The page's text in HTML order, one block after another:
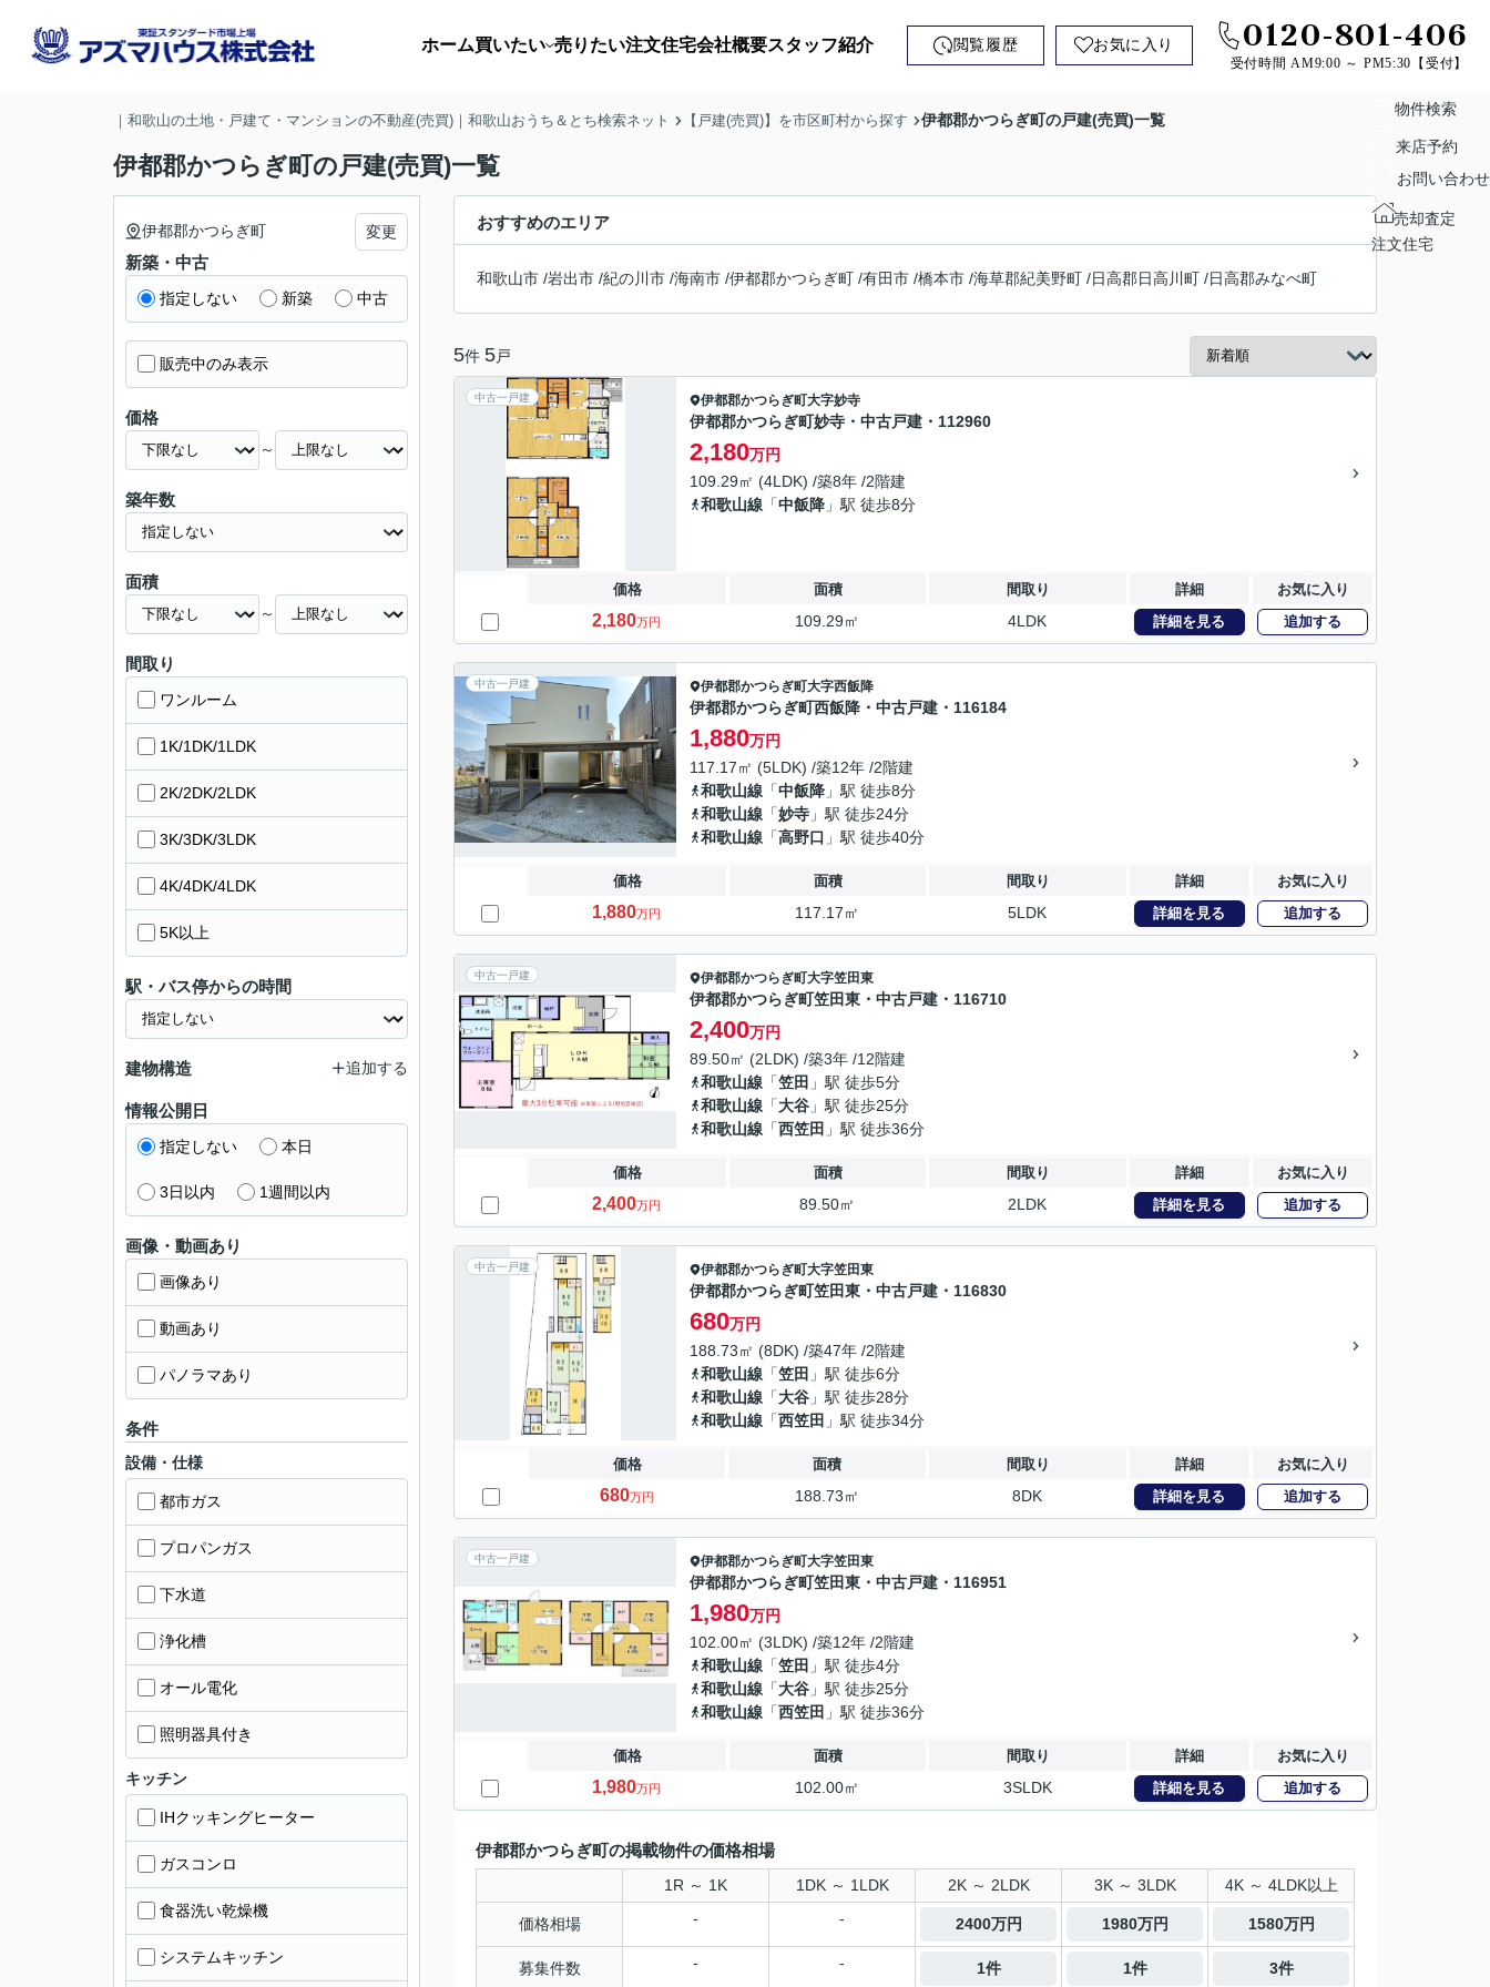
ホーム買いたい
土地
売りたい注文住宅会社概要スタッフ紹介 閲覧履歴 お気に入り 0120-801-406
受付時間 AM9:00 ～ PM5:30【受付】
｜和歌山の土地・戸建て・マンションの不動産(売買)｜和歌山おうち＆とち検索ネット 【戸建(売買)】を市区町村から探す 伊都郡かつらぎ町の戸建(売買)一覧
伊都郡かつらぎ町の戸建(売買)一覧
おすすめのエリア
和歌山市 /岩出市 /紀の川市 /海南市 /伊都郡かつらぎ町 /有田市 /橋本市 /海草郡紀美野町 /日高郡日高川町 /日高郡みなべ町
5件 5戸
中古一戸建 伊都郡かつらぎ町大字妙寺
伊都郡かつらぎ町妙寺・中古戸建・112960
2,180万円
109.29㎡ (4LDK) /築8年 /2階建
和歌山線 「中飯降 」駅 徒歩8分
価格 面積 間取り 詳細 お気に入り
2,180万円 109.29㎡ 4LDK 詳細を見る 追加する
中古一戸建 伊都郡かつらぎ町大字西飯降
伊都郡かつらぎ町西飯降・中古戸建・116184
1,880万円
117.17㎡ (5LDK) /築12年 /2階建
和歌山線 「中飯降 」駅 徒歩8分
和歌山線 「妙寺 」駅 徒歩24分
和歌山線 「高野口 」駅 徒歩40分
価格 面積 間取り 詳細 お気に入り
1,880万円 117.17㎡ 5LDK 詳細を見る 追加する
中古一戸建 伊都郡かつらぎ町大字笠田東
伊都郡かつらぎ町笠田東・中古戸建・116710
2,400万円
89.50㎡ (2LDK) /築3年 /12階建
和歌山線 「笠田 」駅 徒歩5分
和歌山線 「大谷 」駅 徒歩25分
和歌山線 「西笠田 」駅 徒歩36分
価格 面積 間取り 詳細 お気に入り
2,400万円 89.50㎡ 2LDK 詳細を見る 追加する
中古一戸建 伊都郡かつらぎ町大字笠田東
伊都郡かつらぎ町笠田東・中古戸建・116830
680万円
188.73㎡ (8DK) /築47年 /2階建
和歌山線 「笠田 」駅 徒歩6分
和歌山線 「大谷 」駅 徒歩28分
和歌山線 「西笠田 」駅 徒歩34分
価格 面積 間取り 詳細 お気に入り
680万円 188.73㎡ 8DK 詳細を見る 追加する
中古一戸建 伊都郡かつらぎ町大字笠田東
伊都郡かつらぎ町笠田東・中古戸建・116951
1,980万円
102.00㎡ (3LDK) /築12年 /2階建
和歌山線 「笠田 」駅 徒歩4分
和歌山線 「大谷 」駅 徒歩25分
和歌山線 「西笠田 」駅 徒歩36分
価格 面積 間取り 詳細 お気に入り
1,980万円 102.00㎡ 3SLDK 詳細を見る 追加する
伊都郡かつらぎ町の掲載物件の価格相場
1R ～ 1K 1DK ～ 1LDK 2K ～ 2LDK 3K ～ 3LDK 4K ～ 4LDK以上
価格相場 - - 2400万円 1980万円 1580万円
募集件数 - - 1件 1件 3件
伊都郡かつらぎ町 変更
新築・中古
指定しない 新築 中古
販売中のみ表示
価格
～
築年数
面積
～
間取り
ワンルーム
1K/1DK/1LDK
2K/2DK/2LDK
3K/3DK/3LDK
4K/4DK/4LDK
5K以上
駅・バス停からの時間
建物構造 追加する
情報公開日
指定しない 本日
3日以内 1週間以内
画像・動画あり
画像あり
動画あり
パノラマあり
条件
設備・仕様
都市ガス
プロパンガス
下水道
浄化槽
オール電化
照明器具付き
キッチン
IHクッキングヒーター
ガスコンロ
食器洗い乾燥機
システムキッチン
物件検索
来店予約
お問い合わせ
売却査定
注文住宅